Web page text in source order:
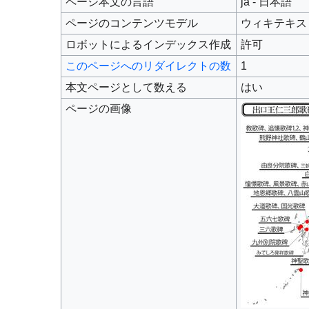
ページのコンテンツモデル
ウィキテキ
ロボットによるインデックス作成
許可
このページへのリダイレクトの数
1
本文ページとして数える
はい
ページの画像